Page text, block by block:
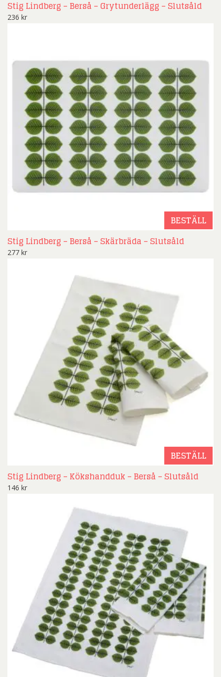
Stig Lindberg – Berså – Grytunderlägg – Slutsåld
236 kr
BESTÄLL
Stig Lindberg – Berså – Skärbräda – Slutsåld
277 kr
BESTÄLL
Stig Lindberg – Kökshandduk – Berså – Slutsåld
146 kr